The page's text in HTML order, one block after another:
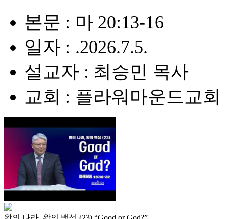
본문 : 마 20:13-16
일자 : .2026.7.5.
설교자 : 최승민 목사
교회 : 플라워마운드교회